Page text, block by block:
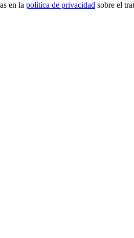
en la política de privacidad sobre el